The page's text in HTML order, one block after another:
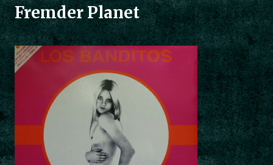
Fremder Planet